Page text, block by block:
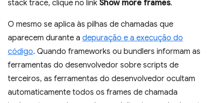
stack trace, clique no link Show more frames.
O mesmo se aplica às pilhas de chamadas que
aparecem durante a depuração e a execução do
código. Quando frameworks ou bundlers informam as
ferramentas do desenvolvedor sobre scripts de
terceiros, as ferramentas do desenvolvedor ocultam
automaticamente todos os frames de chamada